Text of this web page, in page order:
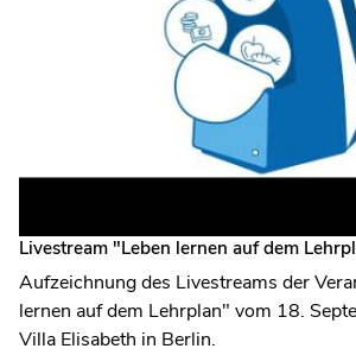
Livestream "Leben lernen auf dem
Aufzeichnung des Livestreams der
lernen auf dem Lehrplan" vom 18.
Villa Elisabeth in Berlin.